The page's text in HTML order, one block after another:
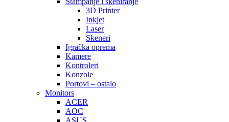
3D Printer
Inkjet
Laser
Skeneri
Igračka oprema
Kamere
Kontroleri
Konzole
Portovi – ostalo
Monitors
ACER
AOC